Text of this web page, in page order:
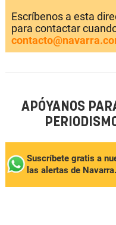
Escríbenos a esta
para contactar
APÓYANOS
Suscríbete gratis a
las alertas de